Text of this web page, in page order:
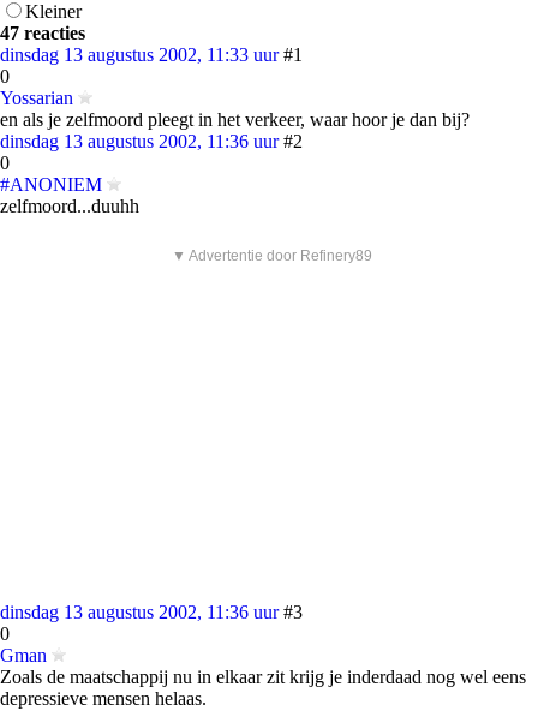
Kleiner
47 reacties
dinsdag 13 augustus 2002, 11:33 uur #1
0
Yossarian
en als je zelfmoord pleegt in het verkeer, waar hoor je dan bij?
dinsdag 13 augustus 2002, 11:36 uur #2
0
#ANONIEM
zelfmoord...duuhh
▼ Advertentie door Refinery89
dinsdag 13 augustus 2002, 11:36 uur #3
0
Gman
Zoals de maatschappij nu in elkaar zit krijg je inderdaad nog wel eens
depressieve mensen helaas.